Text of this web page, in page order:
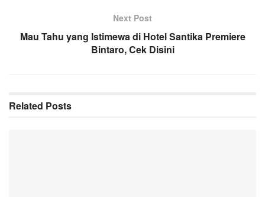
Next Post
Mau Tahu yang Istimewa di Hotel Santika Premiere
Bintaro, Cek Disini
Related Posts